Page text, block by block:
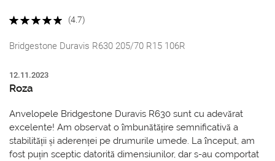
(4.7)
Bridgestone Duravis R630 205/70 R15 106R
12.11.2023
Roza
Anvelopele Bridgestone Duravis R630 sunt cu adevărat
excelente! Am observat o îmbunătățire semnificativă a
stabilității și aderenței pe drumurile umede. La început, am
fost puțin sceptic datorită dimensiunilor, dar s-au comportat